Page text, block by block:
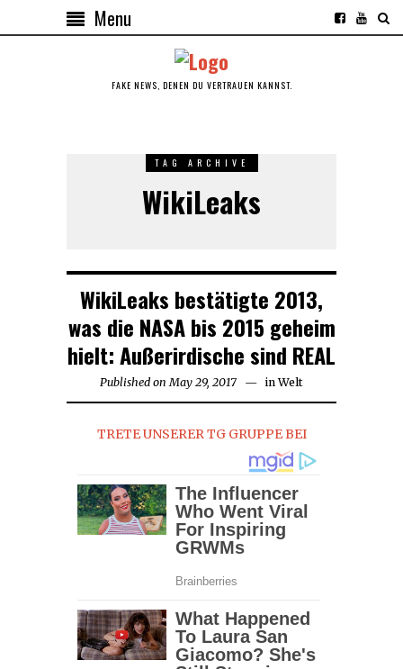
Menu
FAKE NEWS, DENEN DU VERTRAUEN KANNST.
TAG ARCHIVE
WikiLeaks
WikiLeaks bestätigte 2013,
was die NASA bis 2015 geheim
hielt: Außerirdische sind REAL
Published on May 29, 2017 in Welt
TRETE UNSERER TG GRUPPE BEI